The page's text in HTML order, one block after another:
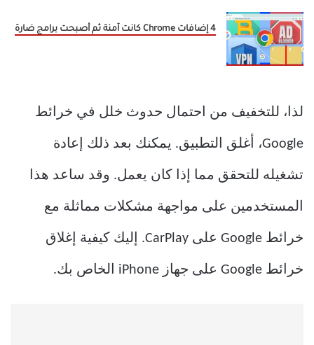
4 إضافات Chrome كانت آمنة ثم أصبحت برامج ضارة
لذا، للتخفيف من احتمال حدوث خلل في خرائط
Google، أغلق التطبيق. يمكنك بعد ذلك إعادة
تشغيله للتحقق مما إذا كان يعمل. وقد ساعد هذا
المستخدمين على مواجهة مشكلات مماثلة مع
خرائط Google على CarPlay. إليك كيفية إغلاق
خرائط Google على جهاز iPhone الخاص بك.